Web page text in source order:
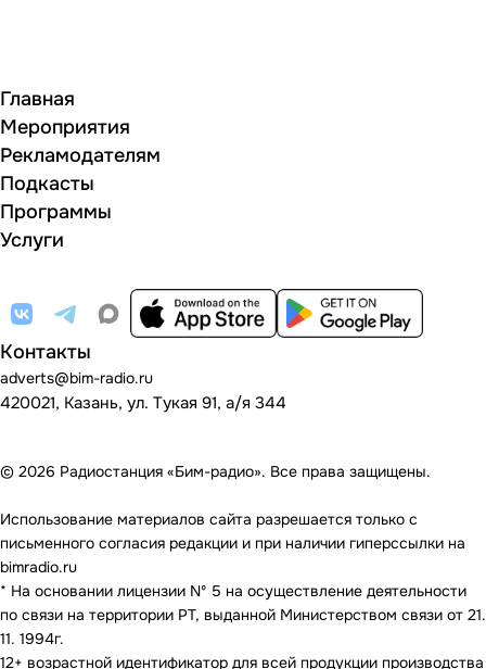
Главная
Мероприятия
Рекламодателям
Подкасты
Программы
Услуги
Контакты
adverts@bim-radio.ru
420021, Казань, ул. Тукая 91, а/я 344
© 2026 Радиостанция «Бим-радио». Все права защищены.
Использование материалов сайта разрешается только с
письменного согласия редакции и при наличии гиперссылки на
bimradio.ru
* На основании лицензии Nº 5 на осуществление деятельности
по связи на территории РТ, выданной Министерством связи от 21.
11. 1994г.
12+ возрастной идентификатор для всей продукции производства